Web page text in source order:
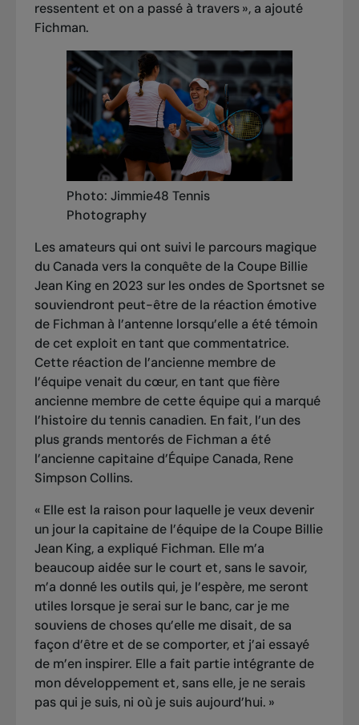
ressentent et on a passé à travers », a ajouté
Fichman.
Photo: Jimmie48 Tennis
Photography
Les amateurs qui ont suivi le parcours magique
du Canada vers la conquête de la Coupe Billie
Jean King en 2023 sur les ondes de Sportsnet se
souviendront peut-être de la réaction émotive
de Fichman à l’antenne lorsqu’elle a été témoin
de cet exploit en tant que commentatrice.
Cette réaction de l’ancienne membre de
l’équipe venait du cœur, en tant que fière
ancienne membre de cette équipe qui a marqué
l’histoire du tennis canadien. En fait, l’un des
plus grands mentorés de Fichman a été
l’ancienne capitaine d’Équipe Canada, Rene
Simpson Collins.
« Elle est la raison pour laquelle je veux devenir
un jour la capitaine de l’équipe de la Coupe Billie
Jean King, a expliqué Fichman. Elle m’a
beaucoup aidée sur le court et, sans le savoir,
m’a donné les outils qui, je l’espère, me seront
utiles lorsque je serai sur le banc, car je me
souviens de choses qu’elle me disait, de sa
façon d’être et de se comporter, et j’ai essayé
de m’en inspirer. Elle a fait partie intégrante de
mon développement et, sans elle, je ne serais
pas qui je suis, ni où je suis aujourd’hui. »